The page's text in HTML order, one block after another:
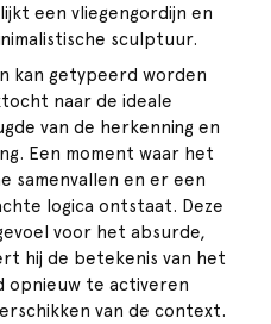
een vliegengordijn en
sculptuur.
kan getypeerd worden
naar de ideale
van de herkenning en
Een moment waar het
samenvallen en er een
logica ontstaat. Deze
voor het absurde,
hij de betekenis van het
opnieuw te activeren
van de context.